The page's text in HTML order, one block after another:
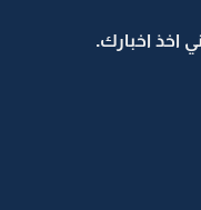
اخذ اخبارك.